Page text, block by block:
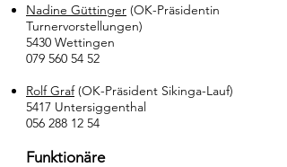
Nadine Güttinger (OK-Präsidentin
Turnervorstellungen)
5430 Wettingen
079 560 54 52
Rolf Graf(OK-Präsident Sikinga-Lauf)
5417 Untersiggenthal
056 288 12 54
Funktionäre